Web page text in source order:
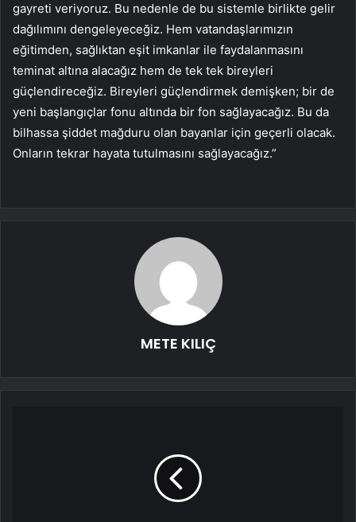
gayreti veriyoruz. Bu nedenle de bu sistemle birlikte gelir
dağılımını dengeleyeceğiz. Hem vatandaşlarımızın
eğitimden, sağlıktan eşit imkanlar ile faydalanmasını
teminat altına alacağız hem de tek tek bireyleri
güçlendireceğiz. Bireyleri güçlendirmek demişken; bir de
yeni başlangıçlar fonu altında bir fon sağlayacağız. Bu da
bilhassa şiddet mağduru olan bayanlar için geçerli olacak.
Onların tekrar hayata tutulmasını sağlayacağız.”
METE KILIÇ